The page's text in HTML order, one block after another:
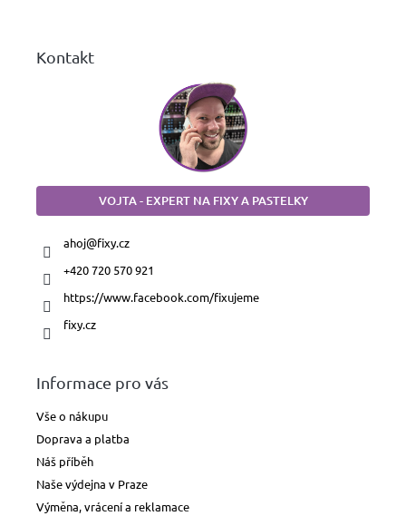
Kontakt
VOJTA - EXPERT NA FIXY A PASTELKY
ahoj@fixy.cz
+420 720 570 921
https://www.facebook.com/fixujeme
fixy.cz
Informace pro vás
Vše o nákupu
Doprava a platba
Náš příběh
Naše výdejna v Praze
Výměna, vrácení a reklamace